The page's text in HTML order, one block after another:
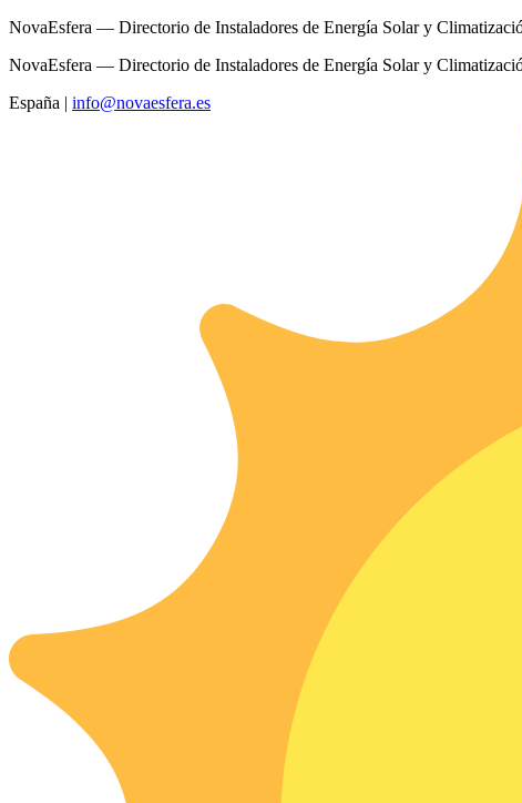
NovaEsfera — Directorio de Instaladores de Energía Solar y
NovaEsfera — Directorio de Instaladores de Energía Solar y
España | info@novaesfera.es